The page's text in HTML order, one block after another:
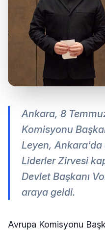
Ankara, 8
Komisyonu
Leyen, Ankara'da
Liderler Zirvesi
Devlet Başkanı
araya geldi.
Avrupa Komisyonu